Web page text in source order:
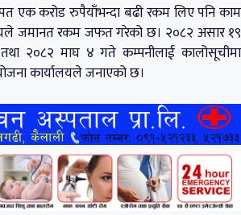
एक करोड रुपैयाँभन्दा बढी रकम लिए पनि काम
जमानत रकम जफत गरेको छ। २०८२ असार १९
२०८२ माघ ४ गते कम्पनीलाई कालोसूचीमा
कार्यालयले जनाएको छ।